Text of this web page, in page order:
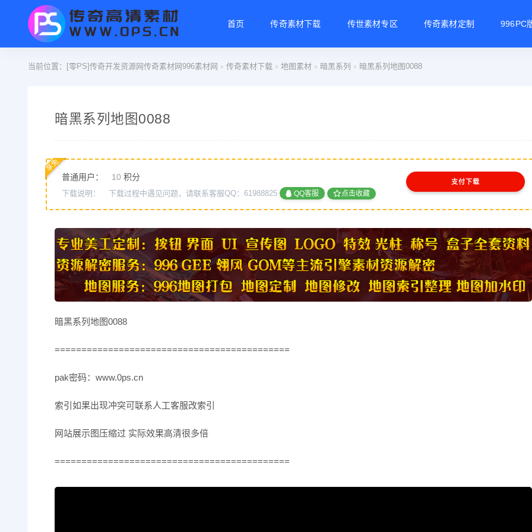
首页 传奇素材下载 传世素材专区 传奇素材定制 996PC
当前位置： [零PS]传奇开发资源网传奇素材网996素材网 > 传奇素材下载 > 地图素材 > 暗黑系列 > 暗黑系列地图0088
暗黑系列地图0088
普通用户： 10 积分
享免
支付下载
下载说明： 下载过程中遇见问题，请联系客服QQ：61988825 QQ客服 点击收藏
暗黑系列地图0088
============================================
pak密码：www.0ps.cn
索引如果出现冲突可联系人工客服改索引
网站展示图压缩过 实际效果高清很多倍
============================================